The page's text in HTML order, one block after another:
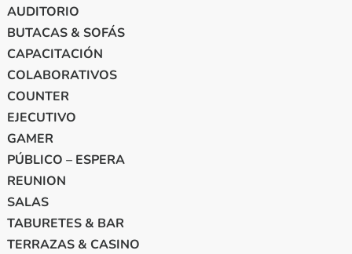
AUDITORIO
BUTACAS & SOFÁS
CAPACITACIÓN
COLABORATIVOS
COUNTER
EJECUTIVO
GAMER
PÚBLICO – ESPERA
REUNION
SALAS
TABURETES & BAR
TERRAZAS & CASINO